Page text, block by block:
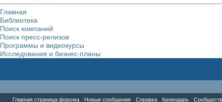
Главная
Библиотека
Поиск компаний
Поиск пресс-релизов
Программы и видеокурсы
Исследования и бизнес-планы
Главная страница форума Новые сообщения Справка Календарь